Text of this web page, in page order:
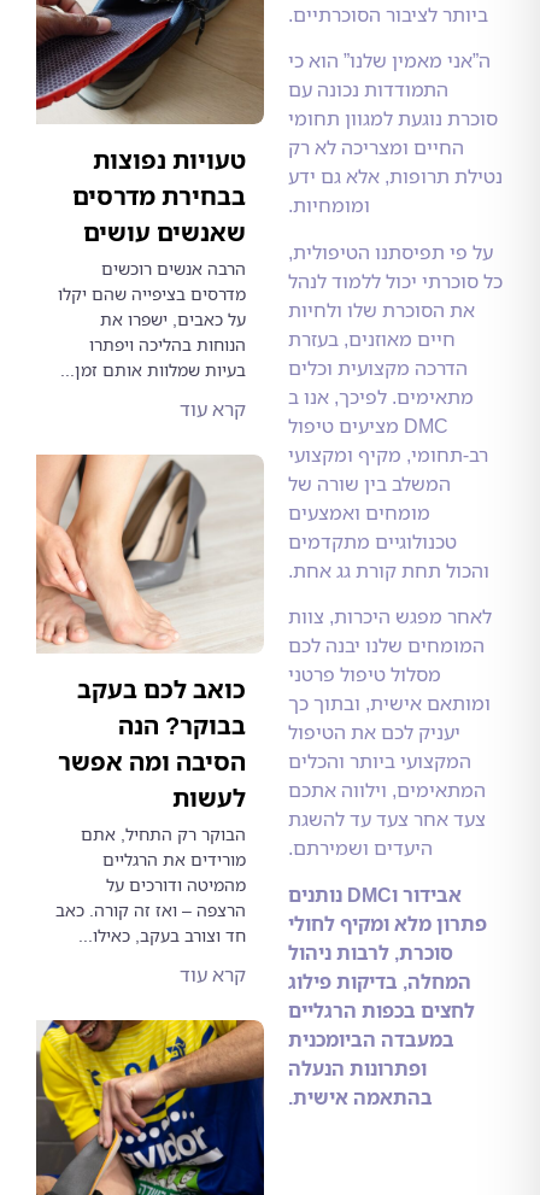
לציבור הסוכרתיים.
מאמין שלנו” הוא כי
התמודדות נכונה עם
נוגעת למגוון תחומי
החיים ומצריכה לא רק
תרופות, אלא גם ידע
ומומחיות.
תפיסתנו הטיפולית,
יכול ללמוד לנהל
הסוכרת שלו ולחיות
חיים מאוזנים, בעזרת
מקצועית וכלים
לפיכך, אנו ב
DMC מציעים טיפול
מקיף ומקצועי
המשלב בין שורה של
מומחים ואמצעים
טכנולוגיים מתקדמים
תחת קורת גג אחת.
מפגש היכרות, צוות
שלנו יבנה לכם
מסלול טיפול פרטני
אישית, ובתוך כך
יעניק לכם את הטיפול
ביותר והכלים
וילווה אתכם
אחר צעד עד להשגת
היעדים ושמירתם.
אבידור וDMC נותנים
מלא ומקיף לחולי
סוכרת, לרבות ניהול
בדיקות פילוג
בכפות הרגליים
במעבדה הביומכנית
ופתרונות הנעלה
בהתאמה אישית.
טעויות נפוצות
בבחירת מדרסים
שאנשים עושים
הרבה אנשים רוכשים
מדרסים בציפייה שהם יקלו
על כאבים, ישפרו את
הנוחות בהליכה ויפתרו
בעיות שמלוות אותם זמן...
קרא עוד
כואב לכם בעקב
בבוקר? הנה
הסיבה ומה אפשר
לעשות
הבוקר רק התחיל, אתם
מורידים את הרגליים
מהמיטה ודורכים על
הרצפה – ואז זה קורה. כאב
חד וצורב בעקב, כאילו...
קרא עוד